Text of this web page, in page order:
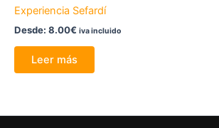
Experiencia Sefardí
Desde: 8.00€ iva incluido
Leer más